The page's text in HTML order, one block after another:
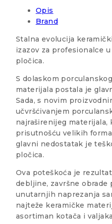
Opis
Brand
Stalna evolucija
izazov za profesionalce
pločica.
S dolaskom
materijala postala je
Sada, s novim
učvršćivanjem
najraširenijeg materijala,
prisutnošću velikih
glavni nedostatak je
pločica.
Ova poteškoća je
debljine, završne obrade
unutarnjih naprezanja
najteže keramičke
asortiman kotača i